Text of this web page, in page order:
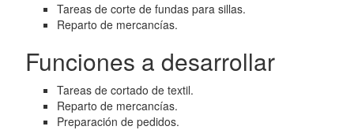
Tareas de corte de fundas para sillas.
Reparto de mercancías.
Funciones a desarrollar
Tareas de cortado de textil.
Reparto de mercancías.
Preparación de pedidos.